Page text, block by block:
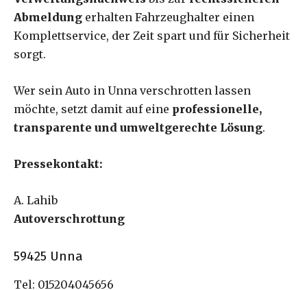
Abmeldung erhalten Fahrzeughalter einen
Komplettservice, der Zeit spart und für Sicherheit
sorgt.
Wer sein Auto in Unna verschrotten lassen
möchte, setzt damit auf eine professionelle,
transparente und umweltgerechte Lösung.
Pressekontakt:
A. Lahib
Autoverschrottung
59425 Unna
Tel: 015204045656